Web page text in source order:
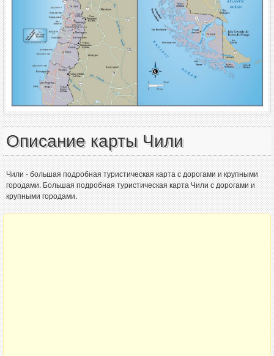
Описание карты Чили
Чили - большая подробная туристическая карта с дорогами и крупными
городами. Большая подробная туристическая карта Чили с дорогами и
крупными городами.